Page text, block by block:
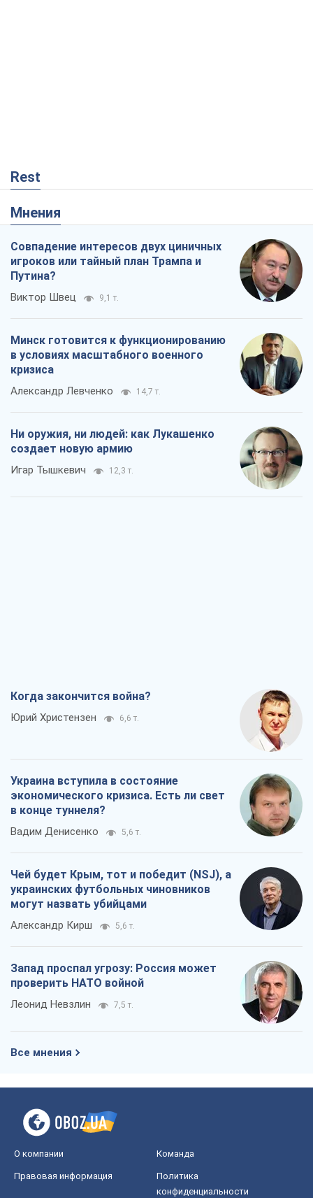
Rest
Мнения
Совпадение интересов двух циничных
игроков или тайный план Трампа и
Путина?
Виктор Швец 9,1 т.
Минск готовится к функционированию
в условиях масштабного военного
кризиса
Александр Левченко 14,7 т.
Ни оружия, ни людей: как Лукашенко
создает новую армию
Игар Тышкевич 12,3 т.
Когда закончится война?
Юрий Христензен 6,6 т.
Украина вступила в состояние
экономического кризиса. Есть ли свет
в конце туннеля?
Вадим Денисенко 5,6 т.
Чей будет Крым, тот и победит (NSJ), а
украинских футбольных чиновников
могут назвать убийцами
Александр Кирш 5,6 т.
Запад проспал угрозу: Россия может
проверить НАТО войной
Леонид Невзлин 7,5 т.
Все мнения
О компании Команда
Правовая информация
Политика
конфиденциальности